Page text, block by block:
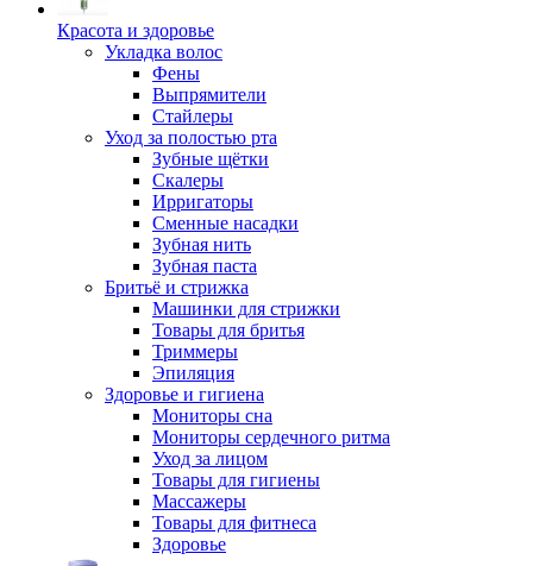
Красота и здоровье
Укладка волос
Фены
Выпрямители
Стайлеры
Уход за полостью рта
Зубные щётки
Скалеры
Ирригаторы
Сменные насадки
Зубная нить
Зубная паста
Бритьё и стрижка
Машинки для стрижки
Товары для бритья
Триммеры
Эпиляция
Здоровье и гигиена
Мониторы сна
Мониторы сердечного ритма
Уход за лицом
Товары для гигиены
Массажеры
Товары для фитнеса
Здоровье